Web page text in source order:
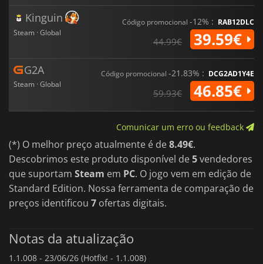
Exploração em mundo aberto com missões secundárias e
eventos orientados para as personagens
Mecanismos de gestão que equilibram o rendimento, a
reputação e a sobrevivência da oficina
Combinando o realismo da simulação com a sátira, Cheap Car
Repair
oferece uma visão corajosa e cómica da cultura da
reparação automóvel, onde o engenho é mais importante do
Kinguin
Steam · Global
Código promocional -12% : RAB12DLC
44.99€ 39.59€
G2A
Steam · Global
Código promocional -21.83% : DCG2AD1Y4E
59.93€ 46.85€
Comunicar um erro ou feedback
(*) O melhor preço atualmente é de8.49€.
Descobrimos este produto disponível de5vendedores
que suportam Steam em PC. O jogo vem em edição de
Standard Edition. Nossa ferramenta de comparação de
preços identificou 7 ofertas digitais.
Notas da atualização
1.1.008 - 23/06/26 (Hotfix! - 1.1.008)